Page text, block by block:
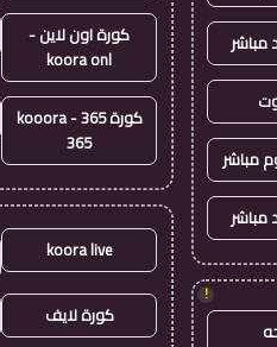
مباشر
مباشر
مباشر
!
كورة اون لاين -
koora onl
كورة 365 - kooora
365
koora live
كورة لايف